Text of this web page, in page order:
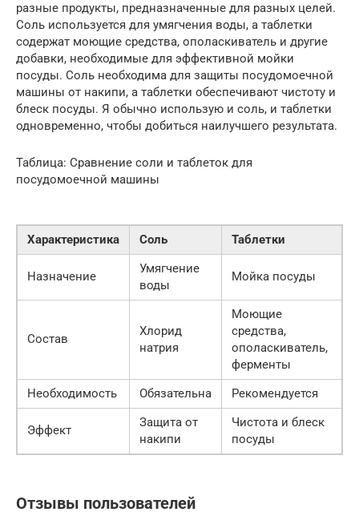
разные продукты, предназначенные для разных целей.
Соль используется для умягчения воды, а таблетки
содержат моющие средства, ополаскиватель и другие
добавки, необходимые для эффективной мойки
посуды. Соль необходима для защиты посудомоечной
машины от накипи, а таблетки обеспечивают чистоту и
блеск посуды. Я обычно использую и соль, и таблетки
одновременно, чтобы добиться наилучшего результата.
Таблица: Сравнение соли и таблеток для
посудомоечной машины
Характеристика Соль Таблетки
Назначение
Умягчение
воды
Мойка посуды
Состав
Хлорид
натрия
Моющие
средства,
ополаскиватель,
ферменты
Необходимость
Обязательна Рекомендуется
Эффект
Защита от
накипи
Чистота и блеск
посуды
Отзывы пользователей